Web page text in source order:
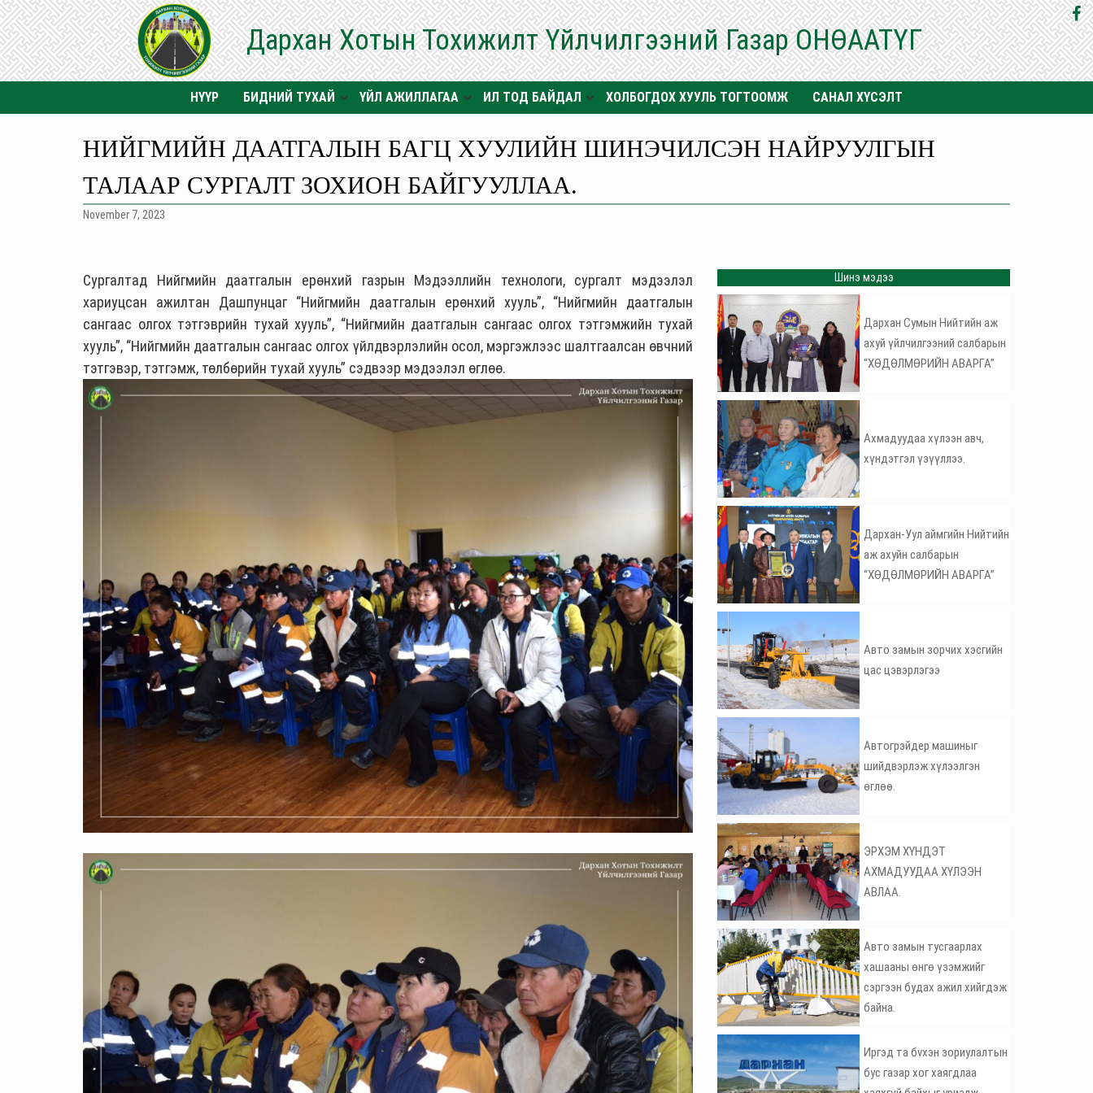
Дархан Хотын Тохижилт Үйлчилгээний Газар ОНӨААТҮГ
НҮҮР БИДНИЙ ТУХАЙ ҮЙЛ АЖИЛЛАГАА ИЛ ТОД БАЙДАЛ ХОЛБОГДОХ ХУУЛЬ ТОГТООМЖ САНАЛ ХҮСЭЛТ
НИЙГМИЙН ДААТГАЛЫН БАГЦ ХУУЛИЙН ШИНЭЧИЛСЭН НАЙРУУЛГЫН
ТАЛААР СУРГАЛТ ЗОХИОН БАЙГУУЛЛАА.
November 7, 2023
Сургалтад Нийгмийн даатгалын ерөнхий газрын Мэдээллийн технологи, сургалт мэдээлэл
хариуцсан ажилтан Дашпунцаг “Нийгмийн даатгалын ерөнхий хууль”, “Нийгмийн даатгалын
сангаас олгох тэтгэврийн тухай хууль”, “Нийгмийн даатгалын сангаас олгох тэтгэмжийн тухай
хууль”, “Нийгмийн даатгалын сангаас олгох үйлдвэрлэлийн осол, мэргэжлээс шалтгаалсан өвчний
тэтгэвэр, тэтгэмж, төлбөрийн тухай хууль” сэдвээр мэдээлэл өглөө.
Шинэ мэдээ
Дархан Сумын Нийтийн аж
ахуй үйлчилгээний салбарын
“ХӨДӨЛМӨРИЙН АВАРГА”
Ахмадуудаа хүлээн авч,
хүндэтгэл үзүүллээ.
Дархан-Уул аймгийн Нийтийн
аж ахуйн салбарын
“ХӨДӨЛМӨРИЙН АВАРГА”
Авто замын зорчих хэсгийн
цас цэвэрлэгээ
Автогрэйдер машиныг
шийдвэрлэж хүлээлгэн
өглөө.
ЭРХЭМ ХҮНДЭТ
АХМАДУУДАА ХҮЛЭЭН
АВЛАА.
Авто замын тусгаарлах
хашааны өнгө үзэмжийг
сэргээн будах ажил хийгдэж
байна.
Иргэд та бvхэн зориулалтын
бус газар хог хаягдлаа